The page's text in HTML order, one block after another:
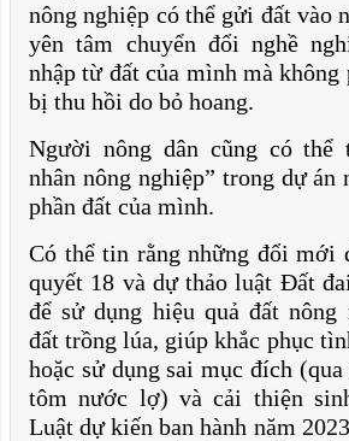
nông nghiệp có thể gửi đất vào
yên tâm chuyển đổi nghề
nhập từ đất của mình mà
bị thu hồi do bỏ hoang.
Người nông dân cũng có thể
nhân nông nghiệp” trong dự án
phần đất của mình.
Có thể tin rằng những đổi mới
quyết 18 và dự thảo luật Đất
để sử dụng hiệu quả đất nông
đất trồng lúa, giúp khắc phục
hoặc sử dụng sai mục đích
tôm nước lợ) và cải thiện
Luật dự kiến ban hành năm